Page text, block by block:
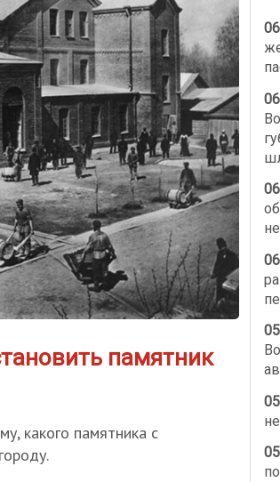
памятник
какого памятника с